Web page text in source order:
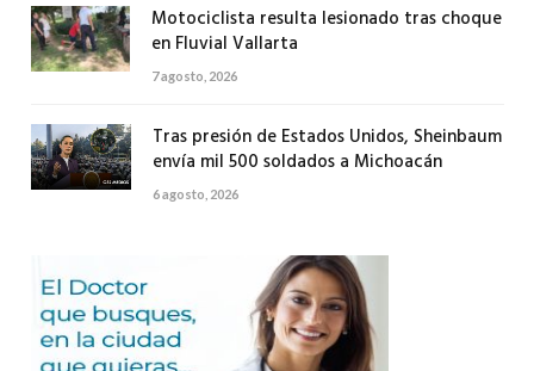
Motociclista resulta lesionado tras choque
en Fluvial Vallarta
7 agosto, 2026
Tras presión de Estados Unidos, Sheinbaum
envía mil 500 soldados a Michoacán
6 agosto, 2026